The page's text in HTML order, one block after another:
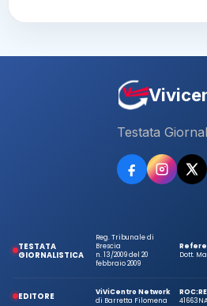
Testata
TESTATA
GIORNALISTICA
Reg. Tribunale di
Brescia
n. 13/2009 del 20
febbraio 2009
Dott.
EDITORE
ViViCentro Network
di Barretta Filomena
ROC:
41663